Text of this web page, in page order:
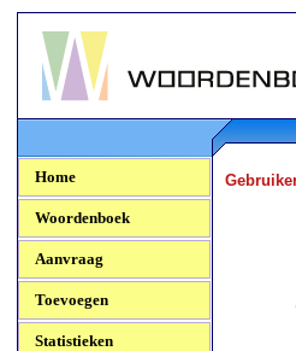
Woordenboek.NU
Home
Woordenboek
Aanvraag
Toevoegen
Statistieken